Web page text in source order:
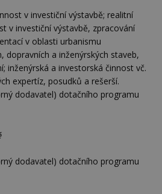
v investiční výstavbě; realitní
v investiční výstavbě, zpracování
v oblasti urbanismu
dopravních a inženýrských staveb,
inženýrská a investorská činnost vč.
expertíz, posudků a rešerší.
dodavatel) dotačního programu
dodavatel) dotačního programu